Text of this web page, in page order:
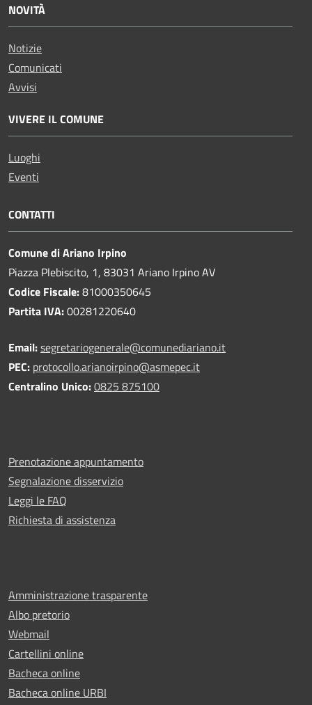
NOVITÀ
Notizie
Comunicati
Avvisi
VIVERE IL COMUNE
Luoghi
Eventi
CONTATTI
Comune di Ariano Irpino
Piazza Plebiscito, 1, 83031 Ariano Irpino AV
Codice Fiscale:81000350645
Partita IVA:00281220640
Email:segretariogenerale@comunediariano.it
PEC: protocollo.arianoirpino@asmepec.it
Centralino Unico:0825 875100
Prenotazione appuntamento
Segnalazione disservizio
Leggi le FAQ
Richiesta di assistenza
Amministrazione trasparente
Albo pretorio
Webmail
Cartellini online
Bacheca online
Bacheca online URBI